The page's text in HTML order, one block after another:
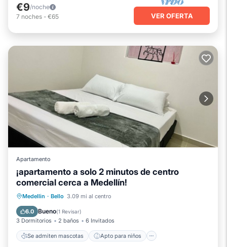
€9/noche
7 noches - €65 VER OFERTA
Apartamento
¡apartamento a solo 2 minutos de centro
comercial cerca a Medellín!
Medellin · Bello 3.09 mi al centro
6.0 Bueno(1 Revisar)
3 Dormitorios 2 baños 6 Invitados
Se admiten mascotas Apto para niños
Se admiten mascotas
Lavandería